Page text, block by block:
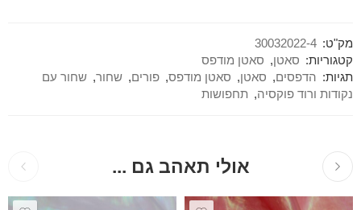
מק"ט: 30032022-4
קטגוריות: סאטן, סאטן מודפס
תגיות: הדפסים, סאטן, סאטן מודפס, פורים, שחור, שחור עם
נקודות ורוד פוקסיה, תחפושות
אולי תאהב גם ...